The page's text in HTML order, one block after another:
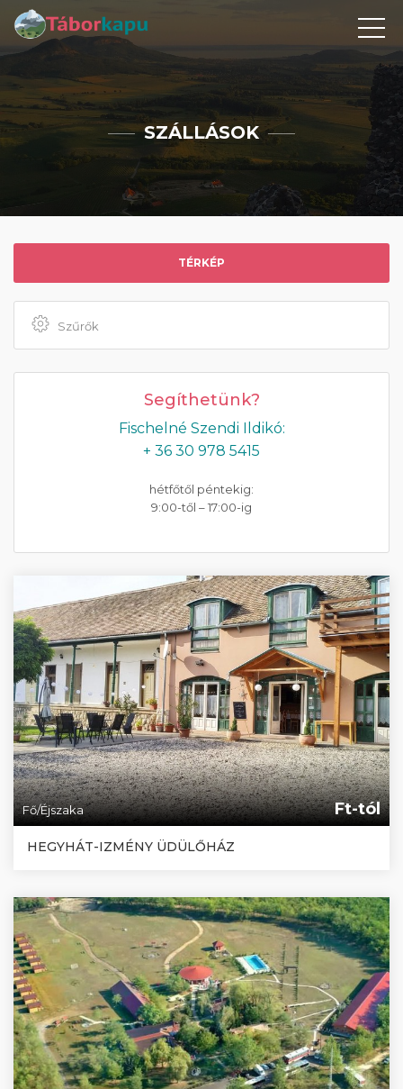
SZÁLLÁSOK
TÉRKÉP
Szűrők
Segíthetünk?
Fischelné Szendi Ildikó:
+ 36 30 978 5415
hétfőtől péntekig:
9:00-től – 17:00-ig
Fő/Éjszaka Ft-tól
HEGYHÁT-IZMÉNY ÜDÜLŐHÁZ